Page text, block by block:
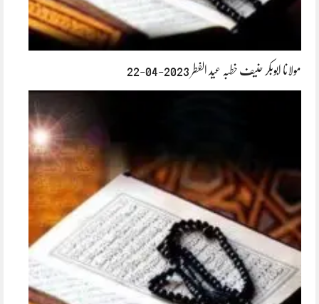
مولانا ابوبکر حنیف خطبہ عید الفطر 2023-04-22